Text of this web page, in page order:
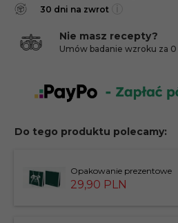
30 dni na zwrot
Nie masz recepty?
Umów badanie wzroku za 0
Do tego produktu polecamy:
Opakowanie prezentowe
29,90 PLN